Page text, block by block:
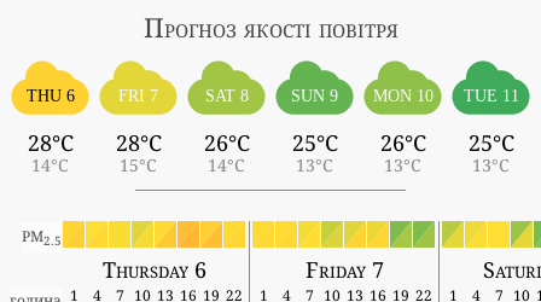
Прогноз якості повітря
THU 6
28°C
14°C
FRI 7
28°C
15°C
SAT 8
26°C
14°C
SUN 9
25°C
13°C
MON 10
26°C
13°C
TUE 11
25°C
13°C
PM2.5
Thursday 6 Friday 7
1 4 7 10 13 16 19 22 1 4 7 10 13 16 19 22 1 4 7 10